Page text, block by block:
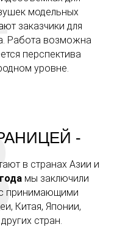
модельных
заказчики для
Работа возможна
перспектива
уровне.
-
в странах Азии и
мы заключили
принимающими
Китая, Японии,
стран.